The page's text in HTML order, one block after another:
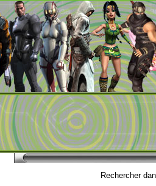
Rechercher